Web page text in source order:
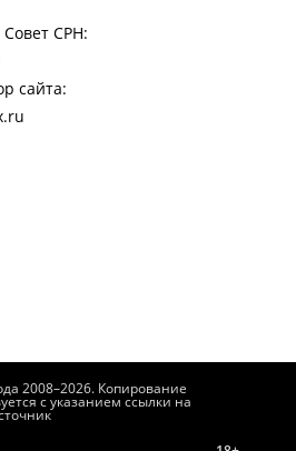
СРН:
сайта:
2008–2026. Копирование
с указанием ссылки на